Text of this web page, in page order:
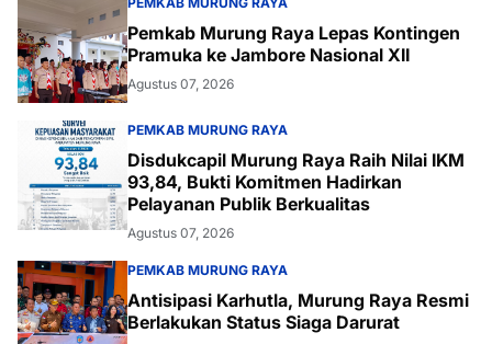
Pemkab Murung Raya Lepas Kontingen
Pramuka ke Jambore Nasional XII
Agustus 07, 2026
PEMKAB MURUNG RAYA
Disdukcapil Murung Raya Raih Nilai IKM
93,84, Bukti Komitmen Hadirkan
Pelayanan Publik Berkualitas
Agustus 07, 2026
PEMKAB MURUNG RAYA
Antisipasi Karhutla, Murung Raya Resmi
Berlakukan Status Siaga Darurat